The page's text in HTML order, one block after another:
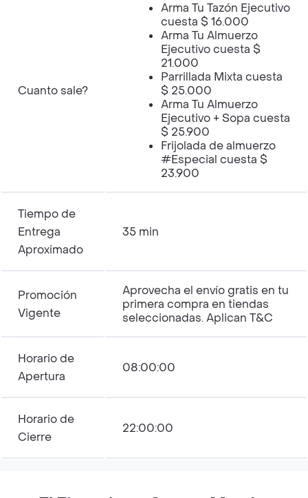
Cuanto sale?
Arma Tu Tazón Ejecutivo
cuesta $ 16.000
Arma Tu Almuerzo
Ejecutivo cuesta $
21.000
Parrillada Mixta cuesta
$ 25.000
Arma Tu Almuerzo
Ejecutivo + Sopa cuesta
$ 25.900
Frijolada de almuerzo
#Especial cuesta $
23.900
Tiempo de
Entrega
Aproximado
35 min
Promoción
Vigente
Aprovecha el envío gratis en tu
primera compra en tiendas
seleccionadas. Aplican T&C
Horario de
Apertura
08:00:00
Horario de
Cierre
22:00:00